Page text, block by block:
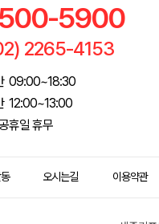
5900
2265-4153
09:00~18:30
12:00~13:00
휴일 휴무
오시는길 이용약관